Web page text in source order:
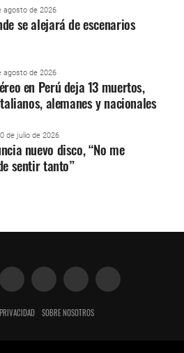
agosto de 2026
se alejará de escenarios
agosto de 2026
en Perú deja 13 muertos,
alemanes y nacionales
de julio de 2026
nuevo disco, “No me
sentir tanto”
SOBRE NOSOTROS